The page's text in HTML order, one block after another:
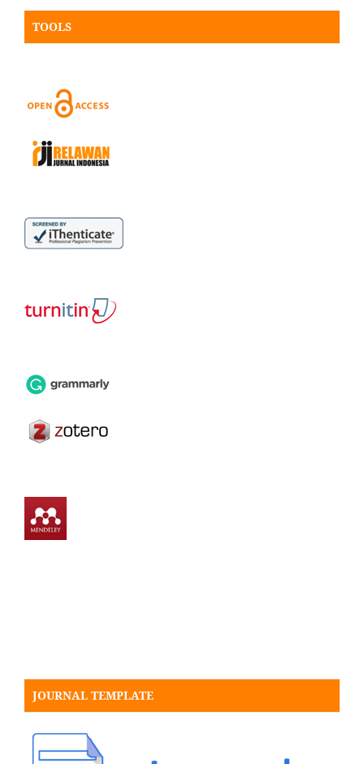
TOOLS
JOURNAL TEMPLATE